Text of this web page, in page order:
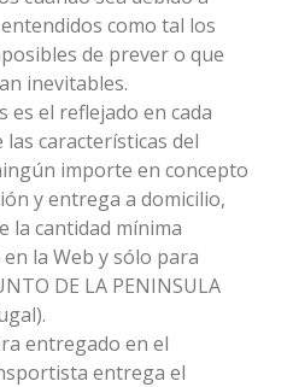
como tal los
de prever o que
inevitables.
es el reflejado en cada
características del
importe en concepto
y entrega a domicilio,
la cantidad mínima
la Web y sólo para
DE LA PENINSULA
entregado en el
entrega el